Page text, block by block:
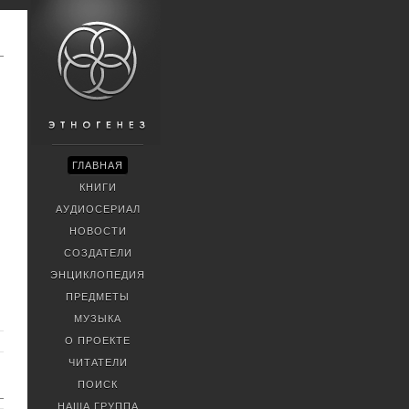
ГЛАВНАЯ
КНИГИ
АУДИОСЕРИАЛ
НОВОСТИ
СОЗДАТЕЛИ
ЭНЦИКЛОПЕДИЯ
ПРЕДМЕТЫ
МУЗЫКА
О ПРОЕКТЕ
ЧИТАТЕЛИ
ПОИСК
НАША ГРУППА